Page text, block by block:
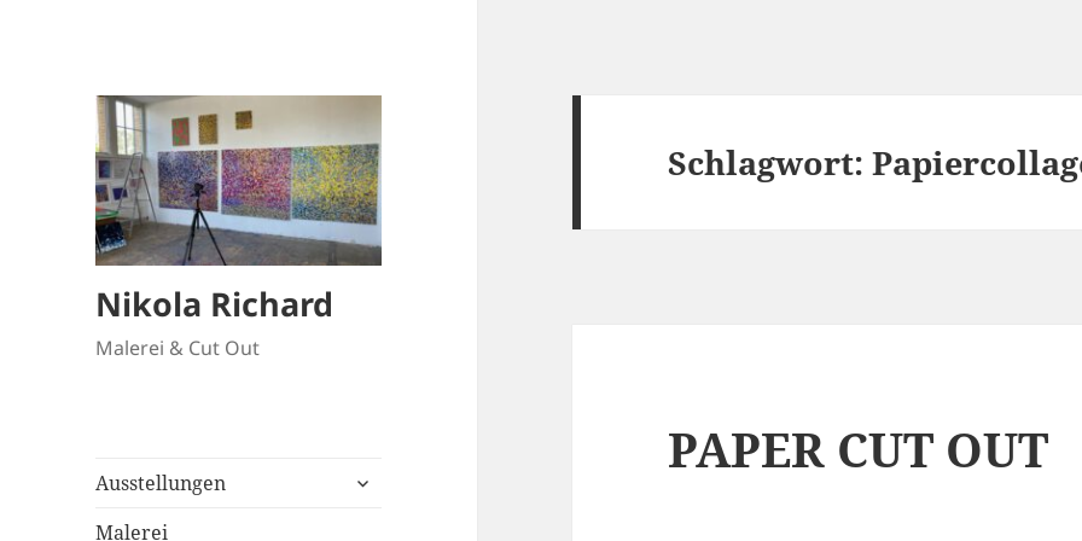
Nikola Richard
Malerei & Cut Out
Ausstellungen
untermenü
Malerei
Schlagwort:
PAPER CUT OUT